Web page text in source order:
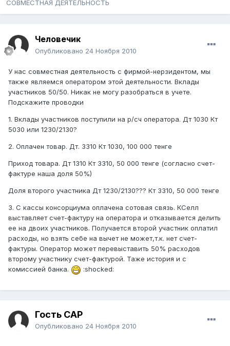
СОВМЕСТНАЯ ДЕЯТЕЛЬНОСТЬ
Человечик
Опубликовано 24 Ноября 2010
У нас совместная деятельность с фирмой-нерзидентом, мы
также являемся оператором этой деятельности. Вклады
участников 50/50. Никак не могу разобраться в учете.
Подскажите проводки
1. Вклады участников поступили на р/сч оператора. Дт 1030 Кт
5030 или 1230/2130?
2. Оплачен товар. Дт. 3310 Кт 1030, 100 000 тенге
Приход товара. Дт 1310 Кт 3310, 50 000 тенге (согласно счет-
фактуре наша доля 50%)
Доля второго участника Дт 1230/2130??? Кт 3310, 50 000 тенге
3. С кассы консорциума оплачена сотовая связь. КСелл
выставляет счет-фактуру на оператора и отказывается делить
ее на двоих участников. Получается второй участник оплатил
расходы, но взять себе на вычет не может,т.к. нет счет-
фактуры. Оператор может перевыставить 50% расходов
второму участнику счет-фактурой. Таже история и с
комиссией банка.
:shocked:
Гость САР
Опубликовано 24 Ноября 2010